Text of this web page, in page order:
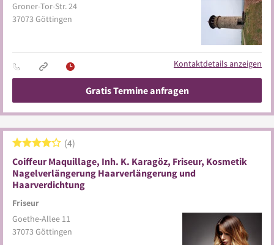
Groner-Tor-Str. 24
37073 Göttingen
Kontaktdetails anzeigen
Gratis Termine anfragen
Coiffeur Maquillage, Inh. K. Karagöz, Friseur, Kosmetik
Nagelverlängerung Haarverlängerung und
Haarverdichtung
Friseur
4
Goethe-Allee 11
37073 Göttingen